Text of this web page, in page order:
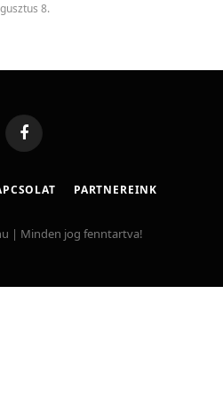
8.
Facebook
PARTNEREINK
| Minden jog fenntartva!